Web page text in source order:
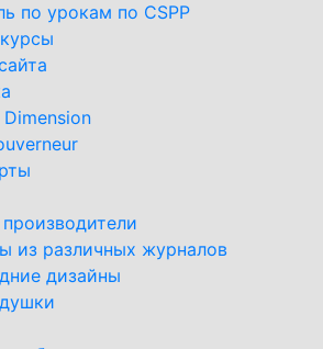
по урокам по CSPP
из различных журналов
дизайны